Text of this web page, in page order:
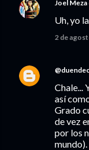
Joel Meza
Uh, yo
2 de
Chale...
así
Grado
de vez
por los
mundo).